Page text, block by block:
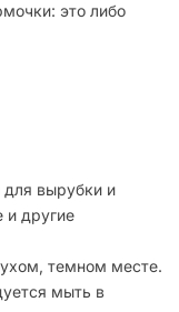
это либо
вырубки и
и другие
темном месте.
мыть в